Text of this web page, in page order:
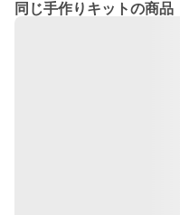
同じ手作りキットの商品